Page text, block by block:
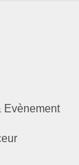
Evènement